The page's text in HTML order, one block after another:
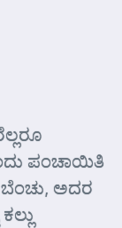
ಪಂಚಾಯಿತಿ
ಬೆಂಚು, ಅದರ